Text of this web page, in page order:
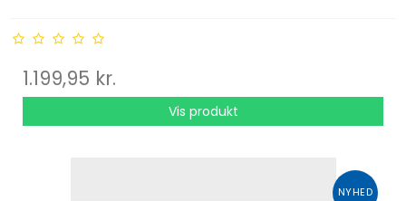
1.199,95 kr.
Vis produkt
NYHED